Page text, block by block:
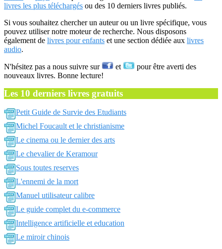
livres les plus téléchargés ou des 10 derniers livres publiés.
Si vous souhaitez chercher un auteur ou un livre spécifique, vous
pouvez utiliser notre moteur de recherche. Nous disposons
également de livres pour enfants et une section dédiée aux livres
audio.
N'hésitez pas a nous suivre sur et
pour être averti des
nouveaux livres. Bonne lecture!
Les 10 derniers livres gratuits
Petit Guide de Survie des Etudiants
Michel Foucault et le christianisme
Le cinema ou le dernier des arts
Le chevalier de Keramour
Sous toutes reserves
L'ennemi de la mort
Manuel utilisateur calibre
Le guide complet du e-commerce
Intelligence artificielle et education
Le miroir chinois